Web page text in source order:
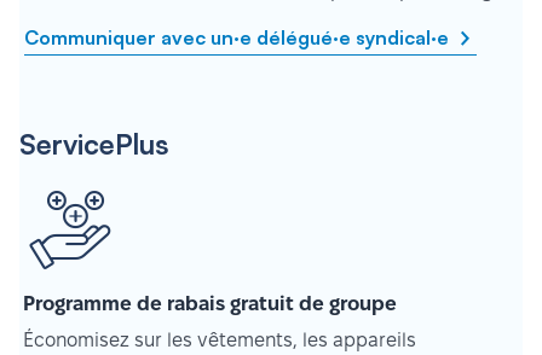
Communiquer avec un·e délégué·e syndical·e
ServicePlus
Programme de rabais gratuit de groupe
Économisez sur les vêtements, les appareils